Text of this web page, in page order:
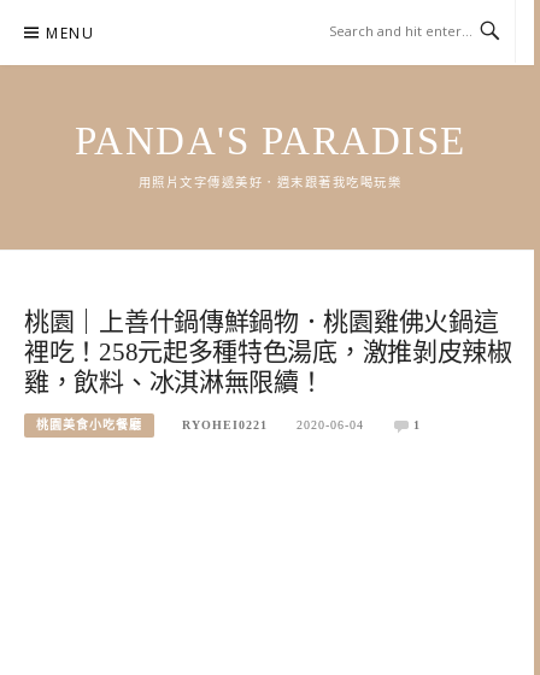
content
MENU
PANDA'S PARADISE
用照片文字傳遞美好．週末跟著我吃喝玩樂
桃園｜上善什鍋傳鮮鍋物．桃園雞佛火鍋這
裡吃！258元起多種特色湯底，激推剝皮辣椒
雞，飲料、冰淇淋無限續！
桃園美食小吃餐廳 RYOHEI0221 2020-06-04 1